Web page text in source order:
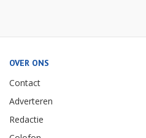
OVER ONS
Contact
Adverteren
Redactie